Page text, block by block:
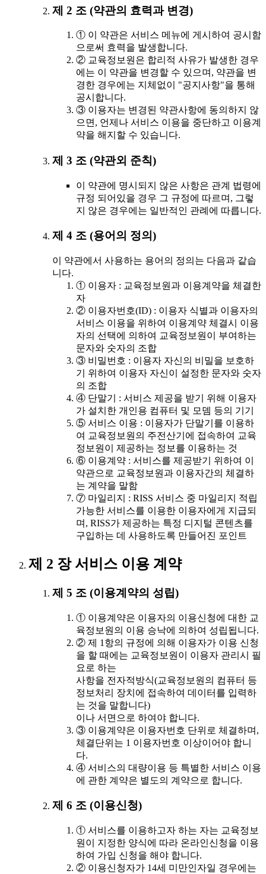
제 2 조 (약관의 효력과 변경)
① 이 약관은 서비스 메뉴에 게시하여 공시함
으로써 효력을 발생합니다.
② 교육정보원은 합리적 사유가 발생한 경우
에는 이 약관을 변경할 수 있으며, 약관을 변
경한 경우에는 지체없이 "공지사항"을 통해
공시합니다.
③ 이용자는 변경된 약관사항에 동의하지 않
으면, 언제나 서비스 이용을 중단하고 이용계
약을 해지할 수 있습니다.
제 3 조 (약관외 준칙)
이 약관에 명시되지 않은 사항은 관계 법령에
규정 되어있을 경우 그 규정에 따르며, 그렇
지 않은 경우에는 일반적인 관례에 따릅니다.
제 4 조 (용어의 정의)
이 약관에서 사용하는 용어의 정의는 다음과 같습
니다.
① 이용자 : 교육정보원과 이용계약을 체결한
자
② 이용자번호(ID) : 이용자 식별과 이용자의
서비스 이용을 위하여 이용계약 체결시 이용
자의 선택에 의하여 교육정보원이 부여하는
문자와 숫자의 조합
③ 비밀번호 : 이용자 자신의 비밀을 보호하
기 위하여 이용자 자신이 설정한 문자와 숫자
의 조합
④ 단말기 : 서비스 제공을 받기 위해 이용자
가 설치한 개인용 컴퓨터 및 모뎀 등의 기기
⑤ 서비스 이용 : 이용자가 단말기를 이용하
여 교육정보원의 주전산기에 접속하여 교육
정보원이 제공하는 정보를 이용하는 것
⑥ 이용계약 : 서비스를 제공받기 위하여 이
약관으로 교육정보원과 이용자간의 체결하
는 계약을 말함
⑦ 마일리지 : RISS 서비스 중 마일리지 적립
가능한 서비스를 이용한 이용자에게 지급되
며, RISS가 제공하는 특정 디지털 콘텐츠를
구입하는 데 사용하도록 만들어진 포인트
제 2 장 서비스 이용 계약
제 5 조 (이용계약의 성립)
① 이용계약은 이용자의 이용신청에 대한 교
육정보원의 이용 승낙에 의하여 성립됩니다.
② 제 1항의 규정에 의해 이용자가 이용 신청
을 할 때에는 교육정보원이 이용자 관리시 필
요로 하는
사항을 전자적방식(교육정보원의 컴퓨터 등
정보처리 장치에 접속하여 데이터를 입력하
는 것을 말합니다)
이나 서면으로 하여야 합니다.
③ 이용계약은 이용자번호 단위로 체결하며,
체결단위는 1 이용자번호 이상이어야 합니
다.
④ 서비스의 대량이용 등 특별한 서비스 이용
에 관한 계약은 별도의 계약으로 합니다.
제 6 조 (이용신청)
① 서비스를 이용하고자 하는 자는 교육정보
원이 지정한 양식에 따라 온라인신청을 이용
하여 가입 신청을 해야 합니다.
② 이용신청자가 14세 미만인자일 경우에는